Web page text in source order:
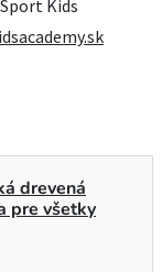
Kids
drevená
pre všetky